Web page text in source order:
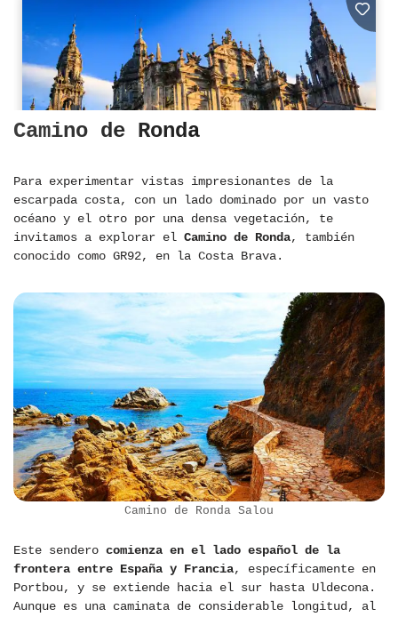
Camino de Ronda
Para experimentar vistas impresionantes de la
escarpada costa, con un lado dominado por un vasto
océano y el otro por una densa vegetación, te
invitamos a explorar el Camino de Ronda, también
conocido como GR92, en la Costa Brava.
Camino de Ronda Salou
Este sendero comienza en el lado español de la
frontera entre España y Francia, específicamente en
Portbou, y se extiende hacia el sur hasta Uldecona.
Aunque es una caminata de considerable longitud, al